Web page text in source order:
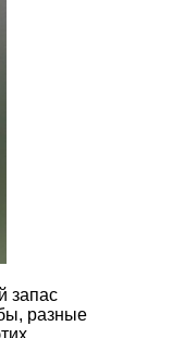
запас
разные